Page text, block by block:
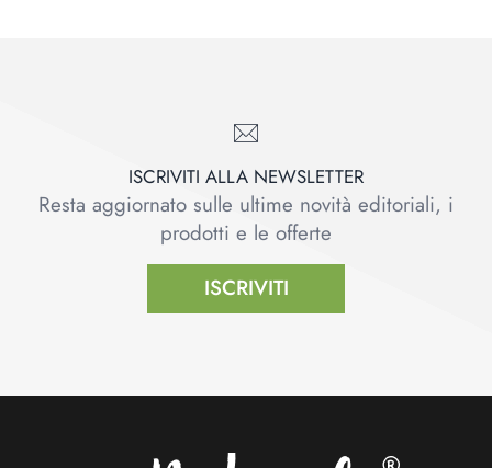
ISCRIVITI ALLA NEWSLETTER
Resta aggiornato sulle ultime novità editoriali, i
prodotti e le offerte
ISCRIVITI